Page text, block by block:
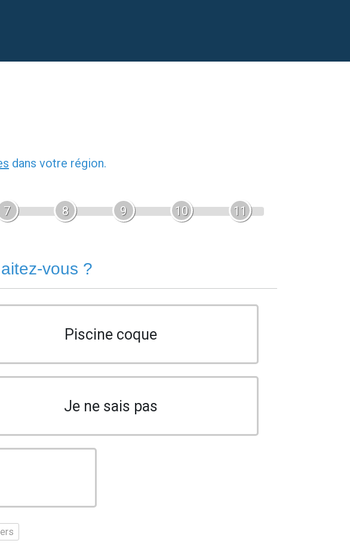
dans votre région.
7 8 9 10 11
vous ?
Piscine coque
Je ne sais pas